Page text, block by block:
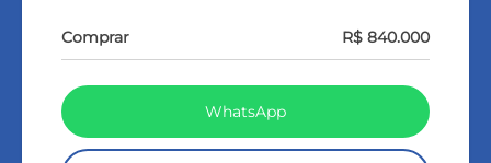
Comprar R$ 840.000
WhatsApp